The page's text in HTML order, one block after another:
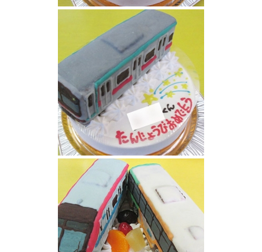
西武鉄道40000系電車立体ケーキ
東急田園都市線電車立体ケーキ